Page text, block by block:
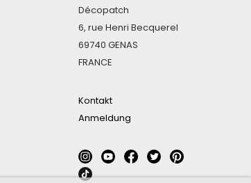
Décopatch
6, rue Henri Becquerel
69740 GENAS
FRANCE
Kontakt
Anmeldung